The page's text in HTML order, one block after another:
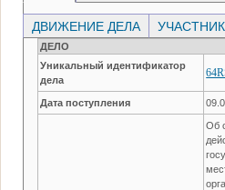
ДВИЖЕНИЕ ДЕЛА
ДЕЛО
Уникальный идентификатор
дела
Дата поступления
Об